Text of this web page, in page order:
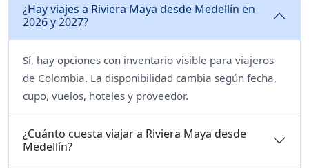
¿Hay viajes a Riviera Maya desde Medellín en
2026 y 2027?
Sí, hay opciones con inventario visible para viajeros
de Colombia. La disponibilidad cambia según fecha,
cupo, vuelos, hoteles y proveedor.
¿Cuánto cuesta viajar a Riviera Maya desde
Medellín?